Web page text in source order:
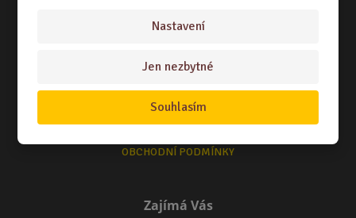
Nastavení
Jen nezbytné
Souhlasím
Vše o nákupu
NÁKUPNÍ RÁDCE
TERMÍNY ODESLÁNÍ ZBOŽÍ
OBCHODNÍ PODMÍNKY
Zajímá Vás